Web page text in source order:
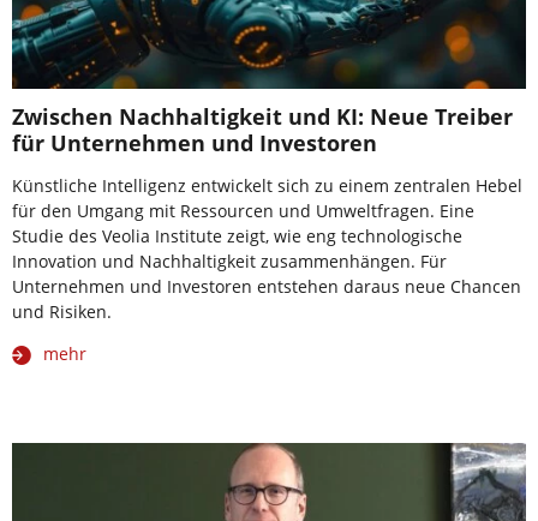
Zwischen Nachhaltigkeit und KI: Neue Treiber
für Unternehmen und Investoren
Künstliche Intelligenz entwickelt sich zu einem zentralen Hebel
für den Umgang mit Ressourcen und Umweltfragen. Eine
Studie des Veolia Institute zeigt, wie eng technologische
Innovation und Nachhaltigkeit zusammenhängen. Für
Unternehmen und Investoren entstehen daraus neue Chancen
und Risiken.
mehr